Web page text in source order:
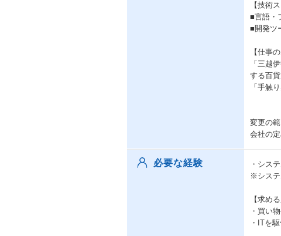
【技術
■言語・
■開発ツ
【仕事
「三越
する百
「手触
変更の
会社の
必要な経験
・シス
※システ
【求め
・買い
・ITを